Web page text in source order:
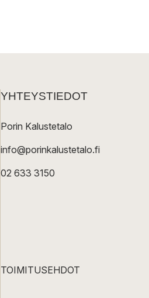
YHTEYSTIEDOT
Porin Kalustetalo
info@porinkalustetalo.fi
02 633 3150
TOIMITUSEHDOT